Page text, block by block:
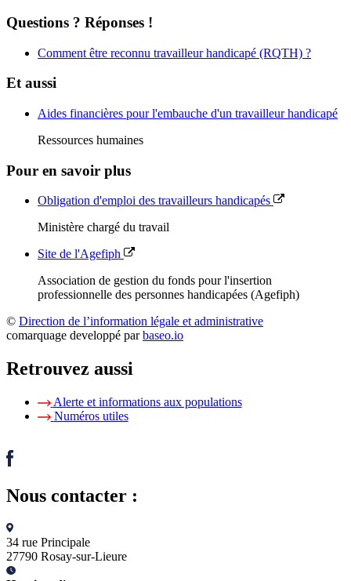
Questions ? Réponses !
Comment être reconnu travailleur handicapé (RQTH) ?
Et aussi
Aides financières pour l'embauche d'un travailleur handicapé
Ressources humaines
Pour en savoir plus
Obligation d'emploi des travailleurs handicapés
Ministère chargé du travail
Site de l'Agefiph
Association de gestion du fonds pour l'insertion
professionnelle des personnes handicapées (Agefiph)
© Direction de l’information légale et administrative
comarquage developpé parbaseo.io
Retrouvez aussi
Alerte et informations aux populations
Numéros utiles
Nous contacter :
34 rue Principale
27790 Rosay-sur-Lieure